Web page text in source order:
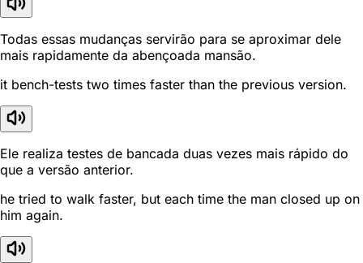
Todas essas mudanças servirão para se aproximar dele
mais rapidamente da abençoada mansão.
it bench-tests two times faster than the previous version.
Ele realiza testes de bancada duas vezes mais rápido do
que a versão anterior.
he tried to walk faster, but each time the man closed up on
him again.